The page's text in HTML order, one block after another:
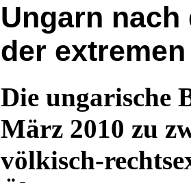
Ungarn nach
der
Die ungarische
März 2010 zu
völkisch-